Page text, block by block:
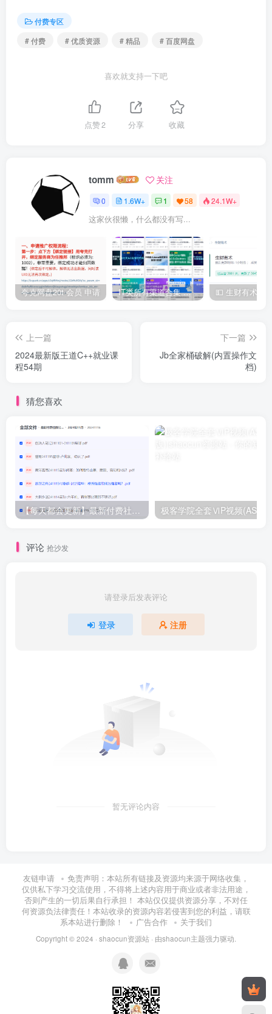
付费专区
# 付费
# 优质资源 # 精品 # 百度网盘
喜欢就支持一下吧
点赞2 分享 收藏
tomm 关注
0 1.6W+ 1 58 24.1W+
这家伙很懒，什么都没有写...
夸克网盘20t 会员 申请 IT类所有渠道合集 持续日更，目前近四千多条资源 年费用户微信私信获取权限
上一篇
2024最新版王道C++就业课
程54期
下一篇
Jb全家桶破解(内置操作文
档)
猜您喜欢
【每天都会更新】最新付费社群公众号文章 极客学院全套ⅥP视频(AS版)
评论 抢沙发
请登录后发表评论
登录 注册
暂无评论内容
友链申请
免责声明：本站所有链接及资源均来源于网络收集，
仅供私下学习交流使用，不得将上述内容用于商业或者非法用途，
否则产生的一切后果自行承担！ 本站仅仅提供资源分享，不对任
何资源负法律责任！本站收录的资源内容若侵害到您的利益，请联
系本站进行删除！
广告合作 关于我们
Copyright © 2024 · shaocun资源站 · 由shaocun主题强力驱动.